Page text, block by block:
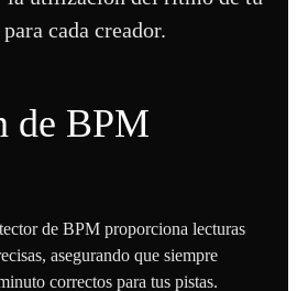
cada creador.
de BPM
de BPM proporciona lecturas
asegurando que siempre
correctos para tus pistas.